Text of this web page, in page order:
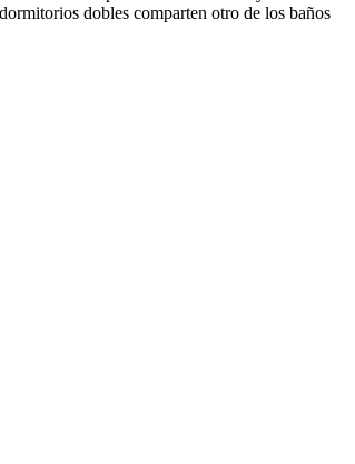
dobles comparten otro de los baños